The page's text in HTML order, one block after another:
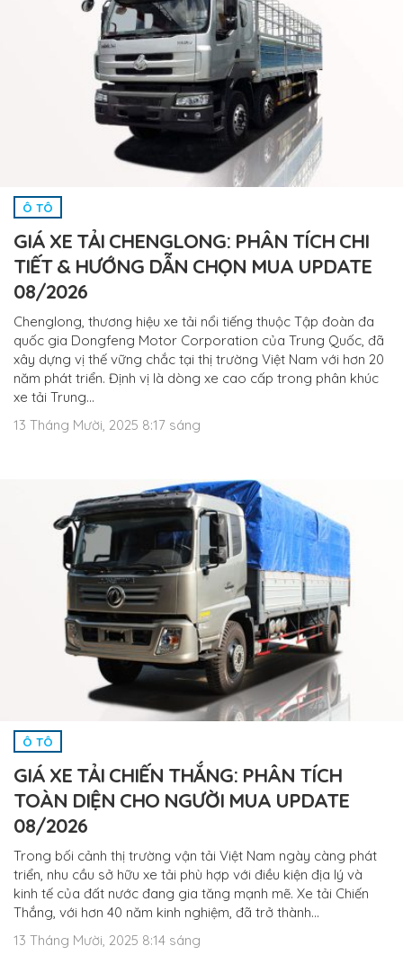
Ô TÔ
GIÁ XE TẢI CHENGLONG: PHÂN TÍCH CHI
TIẾT & HƯỚNG DẪN CHỌN MUA UPDATE
08/2026
Chenglong, thương hiệu xe tải nổi tiếng thuộc Tập đoàn đa
quốc gia Dongfeng Motor Corporation của Trung Quốc, đã
xây dựng vị thế vững chắc tại thị trường Việt Nam với hơn 20
năm phát triển. Định vị là dòng xe cao cấp trong phân khúc
xe tải Trung…
13 Tháng Mười, 2025 8:17 sáng
Ô TÔ
GIÁ XE TẢI CHIẾN THẮNG: PHÂN TÍCH
TOÀN DIỆN CHO NGƯỜI MUA UPDATE
08/2026
Trong bối cảnh thị trường vận tải Việt Nam ngày càng phát
triển, nhu cầu sở hữu xe tải phù hợp với điều kiện địa lý và
kinh tế của đất nước đang gia tăng mạnh mẽ. Xe tải Chiến
Thắng, với hơn 40 năm kinh nghiệm, đã trở thành…
13 Tháng Mười, 2025 8:14 sáng